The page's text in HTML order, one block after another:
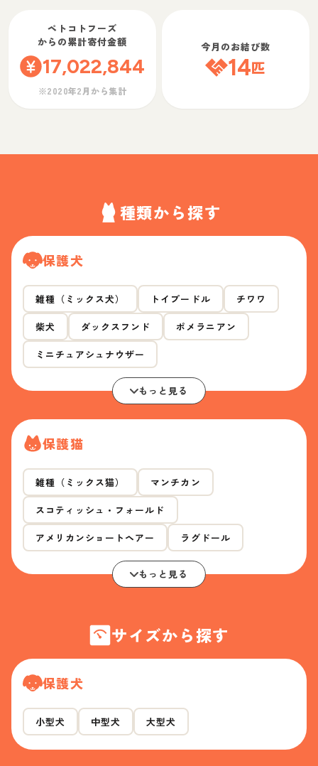
ペトコトフーズ
からの累計寄付金額
17,022,844
※2020年2月から集計
今月のお結び数
14匹
種類から探す
保護犬
雑種（ミックス犬） トイプードル チワワ
柴犬 ダックスフンド ポメラニアン
ミニチュアシュナウザー
もっと見る
保護猫
雑種（ミックス猫） マンチカン
スコティッシュ・フォールド
アメリカンショートヘアー ラグドール
もっと見る
サイズから探す
保護犬
小型犬 中型犬 大型犬